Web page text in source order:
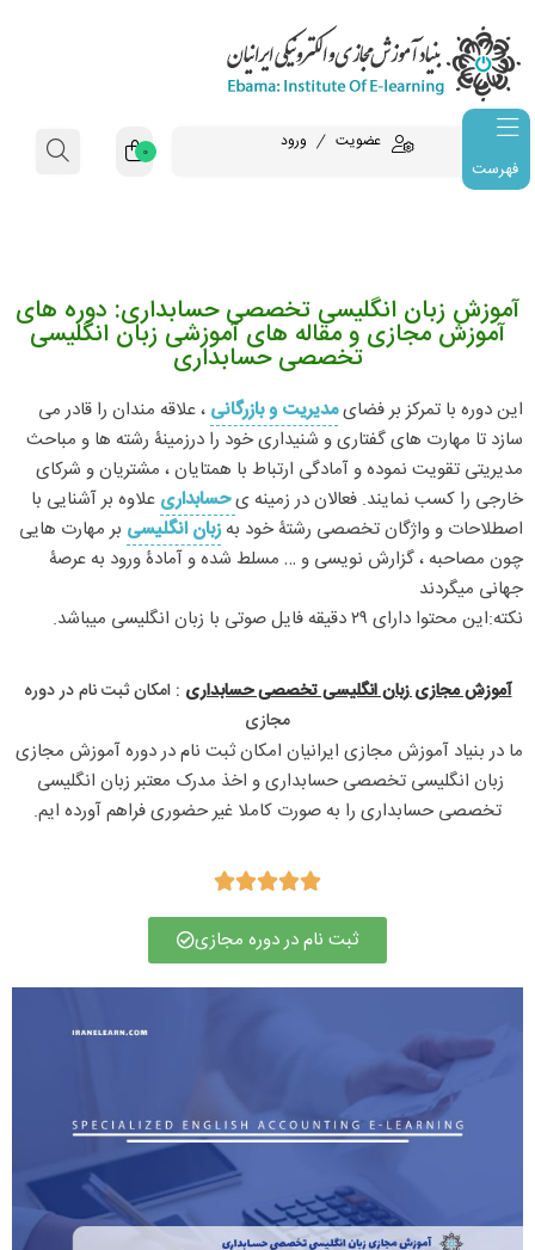
عضویت ورود 0
فهرست
آموزش زبان انگلیسی تخصصی حسابداری: دوره های
آموزش مجازی و مقاله های آموزشی زبان انگلیسی
تخصصی حسابداری
این دوره با تمرکز بر فضایمدیریت و بازرگانی ، علاقه مندان را قادر می
سازد تا مهارت های گفتاری و شنیداری خود را درزمینۀ رشته ها و مباحث
مدیریتی تقویت نموده و آمادگی ارتباط با همتایان ، مشتریان و شرکای
خارجی را کسب نمایند. فعالان در زمینه یحسابداری علاوه بر آشنایی با
اصطلاحات و واژگان تخصصی رشتۀ خود بهزبان انگلیسی بر مهارت هایی
چون مصاحبه ، گزارش نویسی و … مسلط شده و آمادۀ ورود به عرصۀ
جهانی میگردند
نکته:این محتوا دارای ۲۹ دقیقه فایل صوتی با زبان انگلیسی میباشد.
آموزش مجازی زبان انگلیسی تخصصی حسابداری : امکان ثبت نام در دوره
مجازی​
تخصصی حسابداری را به صورت کاملا غیر حضوری فراهم آورده ایم.





ثبت نام در دوره مجازی